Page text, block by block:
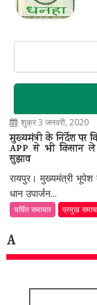
शुक्र 3 जनवरी, 2020
मुख्यमंत्री के निर्देश पर
APP से भी किसान ले
सुझाव
रायपुर। मुख्यमंत्री
धान उपार्जन...
चर्चित समाचार प्रमुख
A